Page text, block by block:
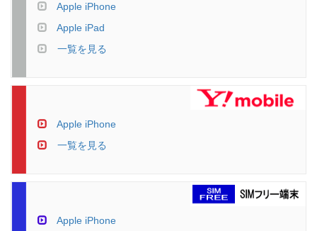
Apple iPhone
Apple iPad
一覧を見る
Apple iPhone
一覧を見る
Apple iPhone